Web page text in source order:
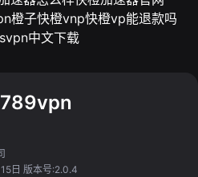
橙子快橙vnp快橙vp能退款吗
中文下载
789vpn
日 版本号:2.0.4